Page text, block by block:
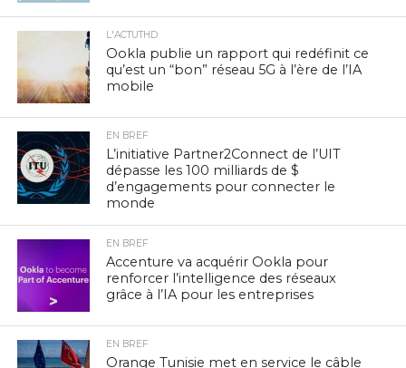
L'ACTUTHD
Ookla publie un rapport qui redéfinit ce
qu’est un “bon” réseau 5G à l’ère de l’IA
mobile
EN BREF
L’initiative Partner2Connect de l’UIT
dépasse les 100 milliards de $
d’engagements pour connecter le
monde
EN BREF
Accenture va acquérir Ookla pour
renforcer l’intelligence des réseaux
grâce à l’IA pour les entreprises
EN BREF
Orange Tunisie met en service le câble